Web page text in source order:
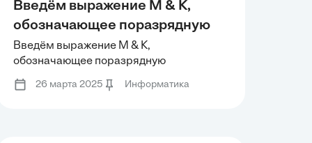
Введём выражение M & K,
обозначающее поразрядную
конъюнкцию M и K (логическое
«И» между соответствующими
битами двоичной записи).
Введём выражение M & K,
обозначающее поразрядную
конъюнкцию M и K (логическое «И»
между соответствующими битами
26 марта 2025 Информатика